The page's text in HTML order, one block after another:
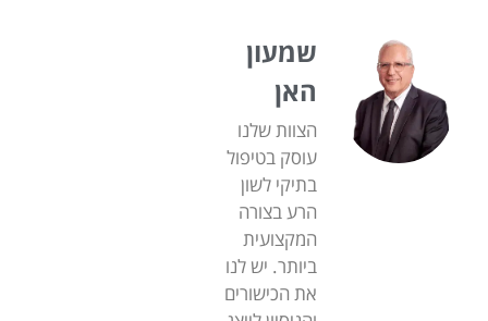
שמעון
האן
הצוות שלנו
עוסק בטיפול
בתיקי לשון
הרע בצורה
המקצועית
ביותר. יש לנו
את הכישורים